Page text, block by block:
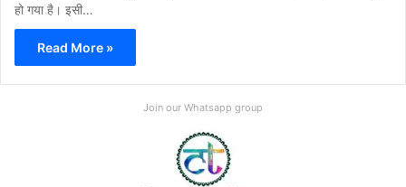
हो गया है। इसी…
Read More »
Join our Whatsapp group